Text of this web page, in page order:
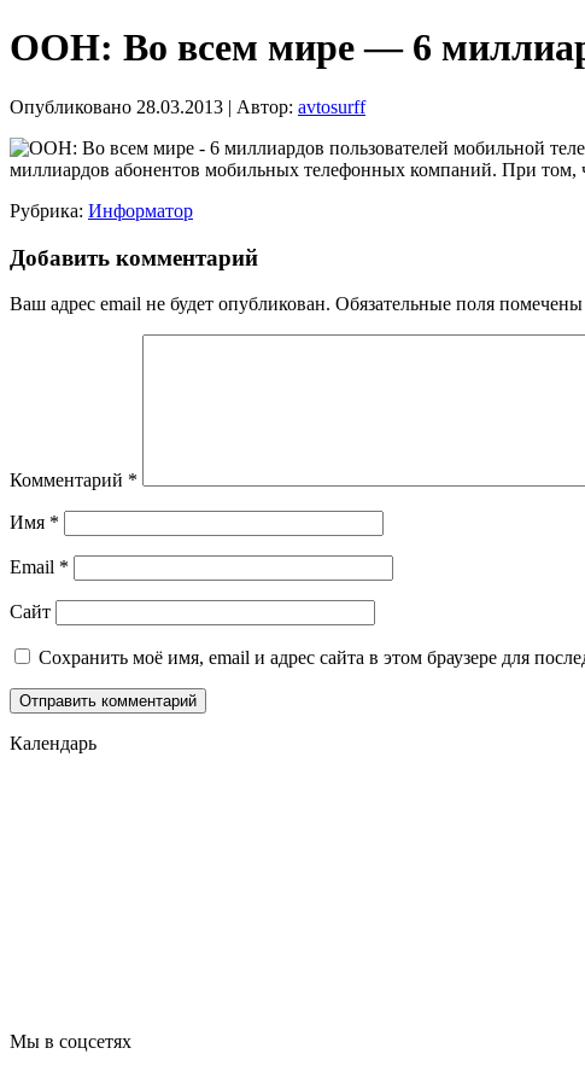
ООН: Во всем мире — 6
Опубликовано 28.03.2013 | Автор: avtosurff
миллиардов абонентов мобильных телефонных компаний. При
Рубрика: Информатор
Добавить комментарий
Ваш адрес email не будет опубликован. Обязательные поля помечены
Комментарий *
Имя *
Email *
Сайт
Сохранить моё имя, email и адрес сайта в этом браузере для
Календарь
Мы в соцсетях